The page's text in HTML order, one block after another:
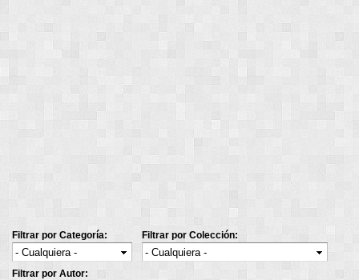
Filtrar por Categoría: Filtrar por Colección:
Filtrar por Autor: